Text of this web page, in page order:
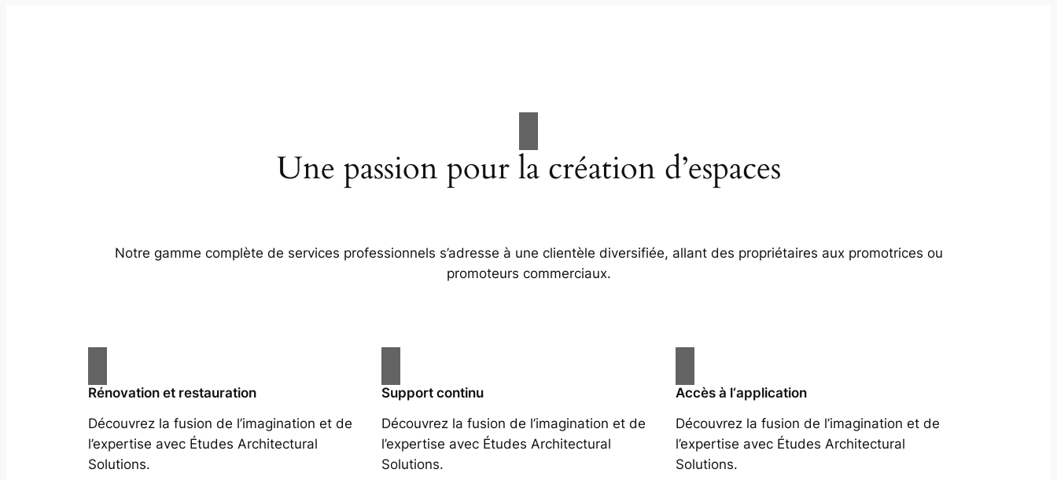
Une passion pour la création d’espaces
Notre gamme complète de services professionnels s’adresse à une clientèle diversifiée, allant des propriétaires aux promotrices ou
promoteurs commerciaux.
Rénovation et restauration
Découvrez la fusion de l’imagination et de
l’expertise avec Études Architectural
Solutions.
Support continu
Découvrez la fusion de l’imagination et de
l’expertise avec Études Architectural
Solutions.
Accès à l‘application
Découvrez la fusion de l’imagination et de
l’expertise avec Études Architectural
Solutions.